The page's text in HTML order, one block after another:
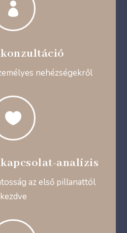

nehézségekről

analízis
az első pillanattól
kezdve